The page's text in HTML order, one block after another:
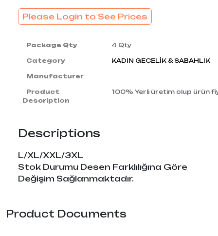
Please Login to See Prices
Package Qty 4 Qty
Category KADIN GECELİK & SABAHLIK
Manufacturer
Product
Description
100% Yerli üretim olup ürün
Descriptions
L/XL/XXL/3XL
Stok Durumu Desen Farklılığına Göre
Değişim Sağlanmaktadır.
Product Documents